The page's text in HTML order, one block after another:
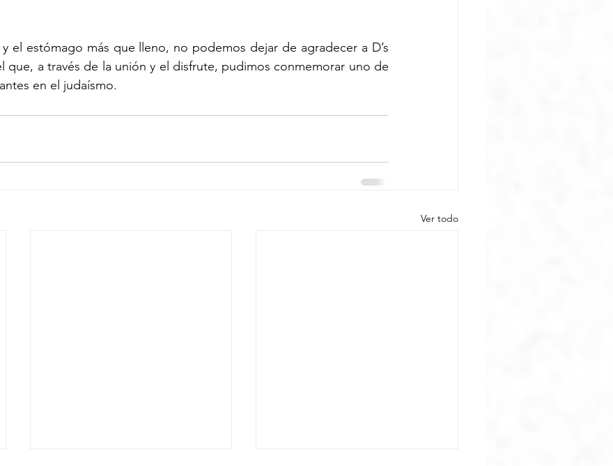
el estómago más que lleno, no podemos dejar de agradecer a D’s
que, a través de la unión y el disfrute, pudimos conmemorar uno de
en el judaísmo.
Ver todo